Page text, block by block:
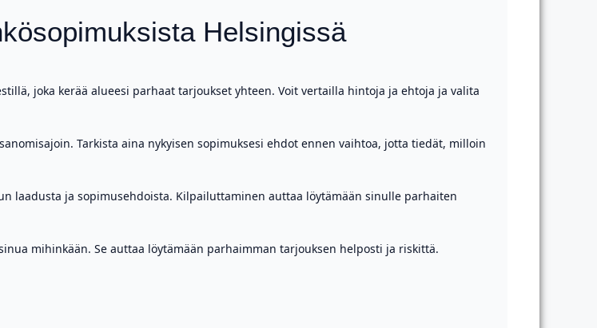
Helsingissä
joka kerää alueesi parhaat tarjoukset yhteen. Voit vertailla hintoja ja ehtoja ja valita
Tarkista aina nykyisen sopimuksesi ehdot ennen vaihtoa, jotta tiedät, milloin
laadusta ja sopimusehdoista. Kilpailuttaminen auttaa löytämään sinulle parhaiten
mihinkään. Se auttaa löytämään parhaimman tarjouksen helposti ja riskittä.